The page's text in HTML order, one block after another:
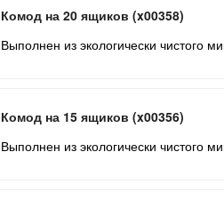
Комод на 20 ящиков (x00358)
Выполнен из экологически чистого
Комод на 15 ящиков (x00356)
Выполнен из экологически чистого